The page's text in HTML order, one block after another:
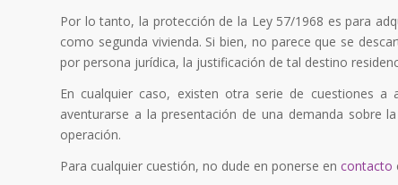
Por lo tanto, la protección de la Ley 57/1968 es para
como segunda vivienda. Si bien, no parece que se
por persona jurídica, la justificación de tal destino
En cualquier caso, existen otra serie de cuestiones
aventurarse a la presentación de una demanda sobre
operación.
Para cualquier cuestión, no dude en ponerse en contacto